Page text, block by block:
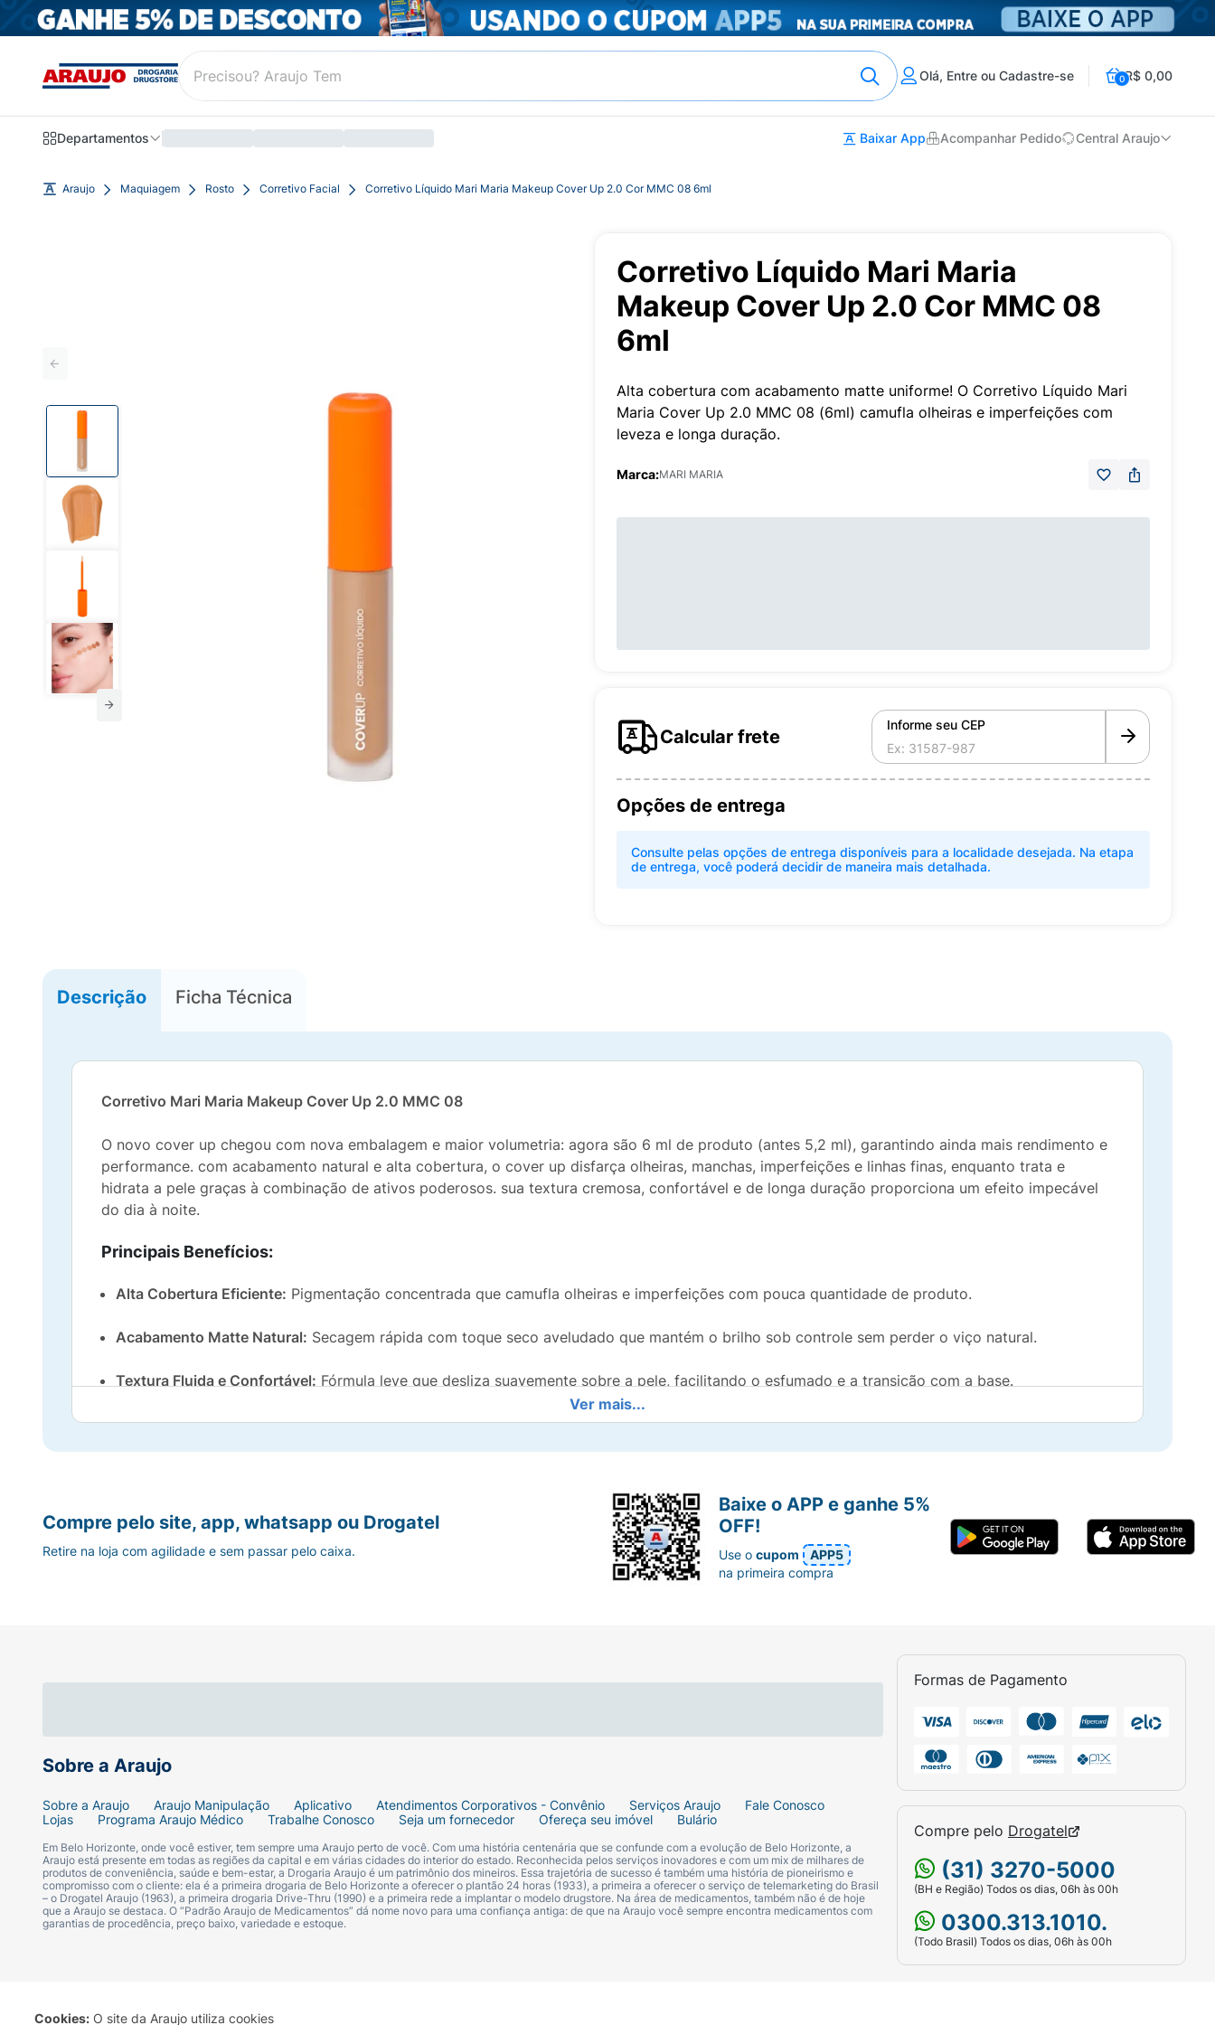
Cookies: O site da Araujo utiliza cookies
Olá, Entre ou Cadastre-se 0R$ 0,00
Departamentos Baixar App Acompanhar Pedido Central Araujo
Araujo Maquiagem Rosto Corretivo Facial Corretivo Líquido Mari Maria Makeup Cover Up 2.0 Cor MMC 08 6ml
Corretivo Líquido Mari Maria
Makeup Cover Up 2.0 Cor MMC 08
6ml
Alta cobertura com acabamento matte uniforme! O Corretivo Líquido Mari
Maria Cover Up 2.0 MMC 08 (6ml) camufla olheiras e imperfeições com
leveza e longa duração.
Marca:MARI MARIA
Calcular frete
Informe seu CEP
Opções de entrega
Consulte pelas opções de entrega disponíveis para a localidade desejada. Na etapa
de entrega, você poderá decidir de maneira mais detalhada.
Descrição Ficha Técnica
Corretivo Mari Maria Makeup Cover Up 2.0 MMC 08
O novo cover up chegou com nova embalagem e maior volumetria: agora são 6 ml de produto (antes 5,2 ml), garantindo ainda mais rendimento e
performance. com acabamento natural e alta cobertura, o cover up disfarça olheiras, manchas, imperfeições e linhas finas, enquanto trata e
hidrata a pele graças à combinação de ativos poderosos. sua textura cremosa, confortável e de longa duração proporciona um efeito impecável
do dia à noite.
Principais Benefícios:
Alta Cobertura Eficiente: Pigmentação concentrada que camufla olheiras e imperfeições com pouca quantidade de produto.
Acabamento Matte Natural: Secagem rápida com toque seco aveludado que mantém o brilho sob controle sem perder o viço natural.
Textura Fluida e Confortável: Fórmula leve que desliza suavemente sobre a pele, facilitando o esfumado e a transição com a base.
Não Craquela e Não Acumula:Desenvolvido dermatologicamente para não marcar as linhas de expressão ao redor dos olhos.
Tom MMC 08 Ajustável:
Tonalidade desenvolvida para se adaptar perfeitamente a subtons específicos, ideal também para técnicas de
iluminação ou correção.
dê leves batidinhas até que o produto se funda perfeitamente à pele, eliminando qualquer marcação. Para estender ainda mais a durabilidade, sele
Marca:Mari Maria Makeup.
Linha:Cover Up 2.0.
Produto:Corretivo Líquido Facial.
Cor/Tom:MMC 08.
Efeito:Matte / Alta Cobertura.
Volume Líquido: 6 ml.
Ver mais...
Sobre a Araujo
Sobre a Araujo Araujo Manipulação Aplicativo Atendimentos Corporativos - Convênio Serviços Araujo
Fale Conosco
Lojas
Programa Araujo Médico Trabalhe Conosco Seja um fornecedor Ofereça seu imóvel Bulário
Em Belo Horizonte, onde você estiver, tem sempre uma Araujo perto de você. Com uma história centenária que se confunde com a evolução de Belo Horizonte, a
Araujo está presente em todas as regiões da capital e em várias cidades do interior do estado. Reconhecida pelos serviços inovadores e com um mix de milhares de
produtos de conveniência, saúde e bem-estar, a Drogaria Araujo é um patrimônio dos mineiros. Essa trajetória de sucesso é também uma história de pioneirismo e
compromisso com o cliente: ela é a primeira drogaria de Belo Horizonte a oferecer o plantão 24 horas (1933), a primeira a oferecer o serviço de telemarketing do Brasil
– o Drogatel Araujo (1963), a primeira drogaria Drive-Thru (1990) e a primeira rede a implantar o modelo drugstore. Na área de medicamentos, também não é de hoje
que a Araujo se destaca. O “Padrão Araujo de Medicamentos” dá nome novo para uma confiança antiga: de que na Araujo você sempre encontra medicamentos com
garantias de procedência, preço baixo, variedade e estoque.
Formas de Pagamento
Compre pelo Drogatel
(31) 3270-5000
(BH e Região) Todos os dias, 06h às 00h
0300.313.1010.
(Todo Brasil) Todos os dias, 06h às 00h
Compre pelo site, app, whatsapp ou Drogatel
Retire na loja com agilidade e sem passar pelo caixa.
Baixe o APP e ganhe 5%
OFF!
Use ocupom
APP5
na primeira compra